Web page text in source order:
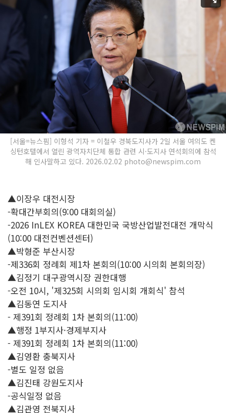
[서울=뉴스핌] 이형석 기자 = 이철우 경북도지사가 2일 서울 여의도 켄
싱턴호텔에서 열린 광역자치단체 통합 관련 시·도지사 연석회의에 참석
해 인사말하고 있다. 2026.02.02 photo@newspim.com
▲이장우 대전시장
-확대간부회의(9:00 대회의실)
-2026 InLEX KOREA 대한민국 국방산업발전대전 개막식
(10:00 대전컨벤션센터)
▲박형준 부산시장
-제336회 정례회 제1차 본회의(10:00 시의회 본회의장)
▲김정기 대구광역시장 권한대행
-오전 10시, '제325회 시의회 임시회 개회식' 참석
▲김동연 도지사
- 제391회 정례회 1차 본회의(11:00)
▲행정 1부지사·경제부지사
- 제391회 정례회 1차 본회의(11:00)
▲김영환 충북지사
-별도 일정 없음
▲김진태 강원도지사
-공식일정 없음
▲김관영 전북지사